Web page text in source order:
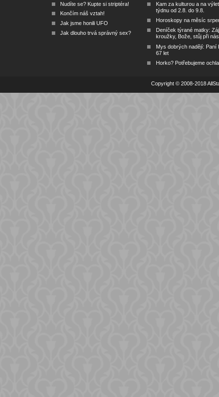
Nudíte se? Kupte si striptéra!
Končím náš vztah!
Jak jsme honili UFO
Jak dlouho trvá správný sex?
Kam za kulturou a na
týdnu od 2.8. do 9.8.
Horoskopy na měsíc
Deníček týrané matky:
kroužky, Bože, stůj při nás
Mys dobrých nadějí: Paní
67 let
Horko? Potřebujeme
Copyright © 2008-2018